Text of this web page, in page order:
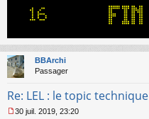
l
u
BBArchi
Passager
Re: LEL : le topic technique
30 juil. 2019, 23:20